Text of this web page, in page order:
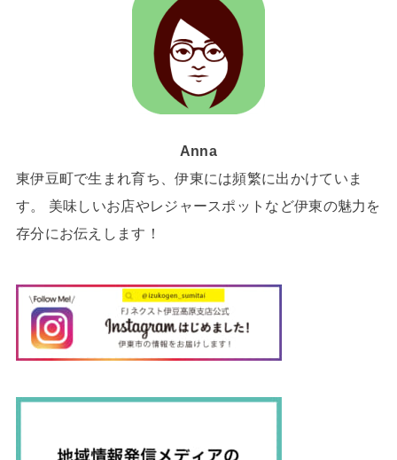
Anna
東伊豆町で生まれ育ち、伊東には頻繁に出かけていま
す。 美味しいお店やレジャースポットなど伊東の魅力を
存分にお伝えします！